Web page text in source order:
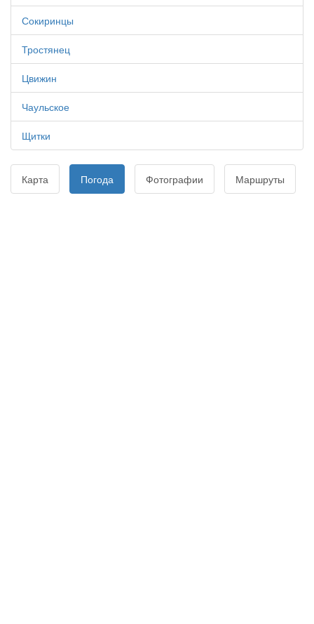
Сокиринцы
Тростянец
Цвижин
Чаульское
Щитки
Карта Погода Фотографии Маршруты